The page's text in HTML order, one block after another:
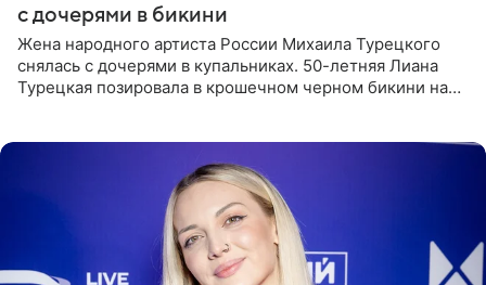
с дочерями в бикини
Жена народного артиста России Михаила Турецкого
снялась с дочерями в купальниках. 50-летняя Лиана
Турецкая позировала в крошечном черном бикини на